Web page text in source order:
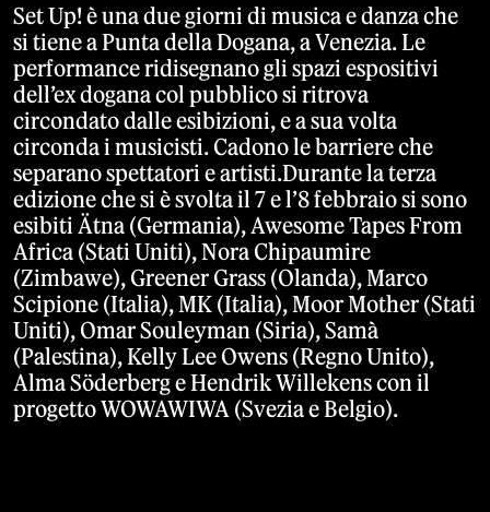
Set Up! è una due giorni di musica e danza che
si tiene a Punta della Dogana, a Venezia. Le
performance ridisegnano gli spazi espositivi
dell’ex dogana col pubblico si ritrova
circondato dalle esibizioni, e a sua volta
circonda i musicisti. Cadono le barriere che
separano spettatori e artisti.Durante la terza
edizione che si è svolta il 7 e l’8 febbraio si sono
esibiti Ätna (Germania), Awesome Tapes From
Africa (Stati Uniti), Nora Chipaumire
(Zimbawe), Greener Grass (Olanda), Marco
Scipione (Italia), MK (Italia), Moor Mother (Stati
Uniti), Omar Souleyman (Siria), Samà
(Palestina), Kelly Lee Owens (Regno Unito),
Alma Söderberg e Hendrik Willekens con il
progetto WOWAWIWA (Svezia e Belgio).